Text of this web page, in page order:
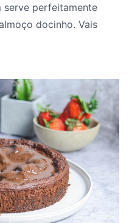
serve perfeitamente
docinho. Vais